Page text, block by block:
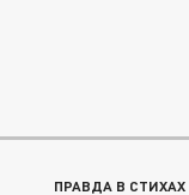
ПРАВДА В СТИХАХ